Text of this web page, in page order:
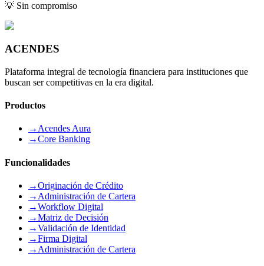
💡 Sin compromiso
ACENDES
Plataforma integral de tecnología financiera para instituciones que
buscan ser competitivas en la era digital.
Productos
→ Acendes Aura
→Core Banking
Funcionalidades
→Originación de Crédito
→ Administración de Cartera
→Workflow Digital
→Matriz de Decisión
→Validación de Identidad
→Firma Digital
→ Administración de Cartera